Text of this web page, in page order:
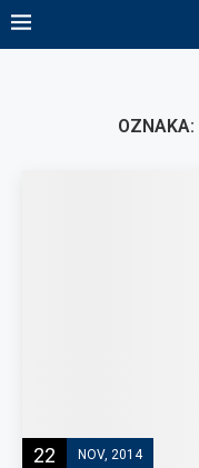
OZNAKA:
22 NOV, 2014